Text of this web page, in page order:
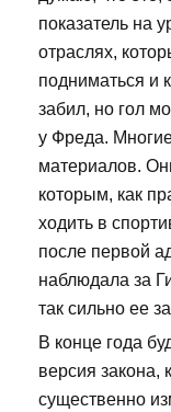
показатель на
отраслях,
подниматься и
забил, но гол
у Фреда.
материалов.
которым, как
ходить в
после первой
наблюдала за
так сильно ее
В конце года
версия закона,
существенно